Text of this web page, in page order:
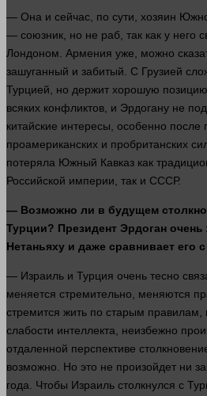
— Она и сейчас , по сути, хозяин
— союзник, но не раб, так как у него
Лондоном. Армения уже, можно
зашуганный и забитый. С Грузией
Турцией, но держит хорошую
всяких конфликтов, и Эрдогану не
китайские интересы , особенно
проамериканских и пробританских
потеряла Южный Кавказ как
Российской империи, так и СССР.
— Возможно ли в будущем
Турции? Президент Эрдоган очень
Нетаньяху и даже сравнивает его
— Израиль и Турция очень тесно
меняется стремительно, меняются
стремится жить по старым правилам,
слабости интеллекта, неизбежно
отдаленной перспективе
возможно. Но это не произойдет ни
года . Чтобы Израиль столкнулся с